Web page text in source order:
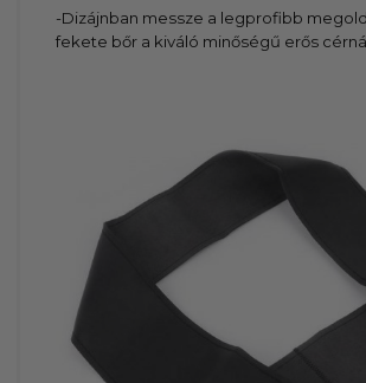
-Dizájnban messze a legprofibb
fekete bőr a kiváló minőségű erős